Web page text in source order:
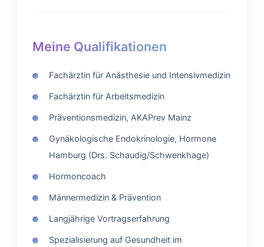
Meine Qualifikationen
Fachärztin für Anästhesie und Intensivmedizin
Fachärztin für Arbeitsmedizin
Präventionsmedizin, AKAPrev Mainz
Gynäkologische Endokrinologie, Hormone
Hamburg (Drs. Schaudig/Schwenkhage)
Hormoncoach
Männermedizin & Prävention
Langjährige Vortragserfahrung
Spezialisierung auf Gesundheit im